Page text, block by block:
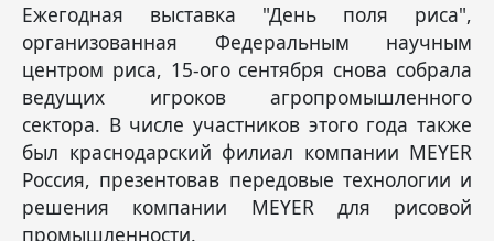
Ежегодная выставка "День поля риса",
организованная Федеральным научным
центром риса, 15-ого сентября снова собрала
ведущих игроков агропромышленного
сектора. В числе участников этого года также
был краснодарский филиал компании MEYER
Россия, презентовав передовые технологии и
решения компании MEYER для рисовой
промышленности.